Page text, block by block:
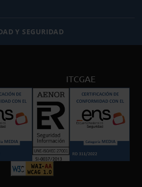
Y SEGURIDAD
ITCGAE